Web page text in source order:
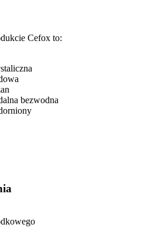
Cefox to:
bezwodna